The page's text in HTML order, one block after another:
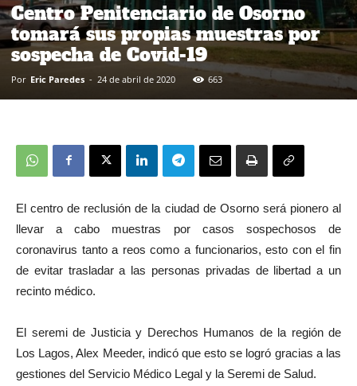
Centro Penitenciario de Osorno
tomará sus propias muestras por
sospecha de Covid-19
Por Eric Paredes - 24 de abril de 2020 663
El centro de reclusión de la ciudad de Osorno será pionero al
llevar a cabo muestras por casos sospechosos de
coronavirus tanto a reos como a funcionarios, esto con el fin
de evitar trasladar a las personas privadas de libertad a un
recinto médico.
El seremi de Justicia y Derechos Humanos de la región de
Los Lagos, Alex Meeder, indicó que esto se logró gracias a las
gestiones del Servicio Médico Legal y la Seremi de Salud.